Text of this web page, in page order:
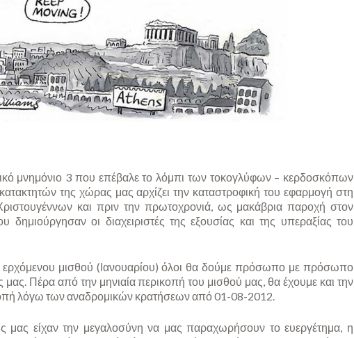
μνημόνιο 3 που επέβαλε το λόμπι των τοκογλύφων – κερδοσκόπων
της χώρας μας αρχίζει την καταστροφική του εφαρμογή στη
και πριν την πρωτοχρονιά, ως μακάβρια παροχή στον
οι διαχειριστές της εξουσίας και της υπεραξίας του
μισθού (Ιανουαρίου) όλοι θα δούμε πρόσωπο με πρόσωπο
Πέρα από την μηνιαία περικοπή του μισθού μας, θα έχουμε και την
λόγω των αναδρομικών κρατήσεων από 01-08-2012.
μας είχαν την μεγαλοσύνη να μας παραχωρήσουν το ευεργέτημα, η